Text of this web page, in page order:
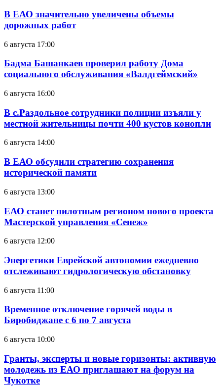
В ЕАО значительно увеличены объемы
дорожных работ
6 августа 17:00
Бадма Башанкаев проверил работу Дома
социального обслуживания «Валдгеймский»
6 августа 16:00
В с.Раздольное сотрудники полиции изъяли у
местной жительницы почти 400 кустов конопли
6 августа 14:00
В ЕАО обсудили стратегию сохранения
исторической памяти
6 августа 13:00
ЕАО станет пилотным регионом нового проекта
Мастерской управления «Сенеж»
6 августа 12:00
Энергетики Еврейской автономии ежедневно
отслеживают гидрологическую обстановку
6 августа 11:00
Временное отключение горячей воды в
Биробиджане с 6 по 7 августа
6 августа 10:00
Гранты, эксперты и новые горизонты: активную
молодежь из ЕАО приглашают на форум на
Чукотке